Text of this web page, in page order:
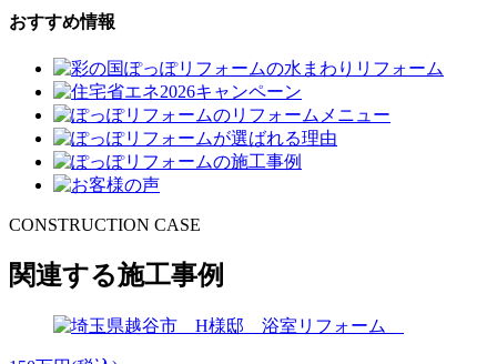
おすすめ情報
CONSTRUCTION CASE
関連する施工事例